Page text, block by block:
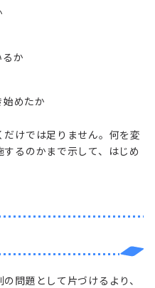
か
めたか
けでは足りません。何を変
るのかまで示して、はじめ
問題として片づけるより、